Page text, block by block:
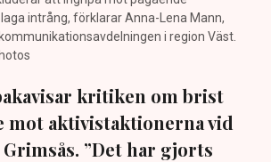
intrång, förklarar Anna-Lena Mann,
i region Väst.
kritiken om brist
mot aktivistaktionerna vid
”Det har gjorts